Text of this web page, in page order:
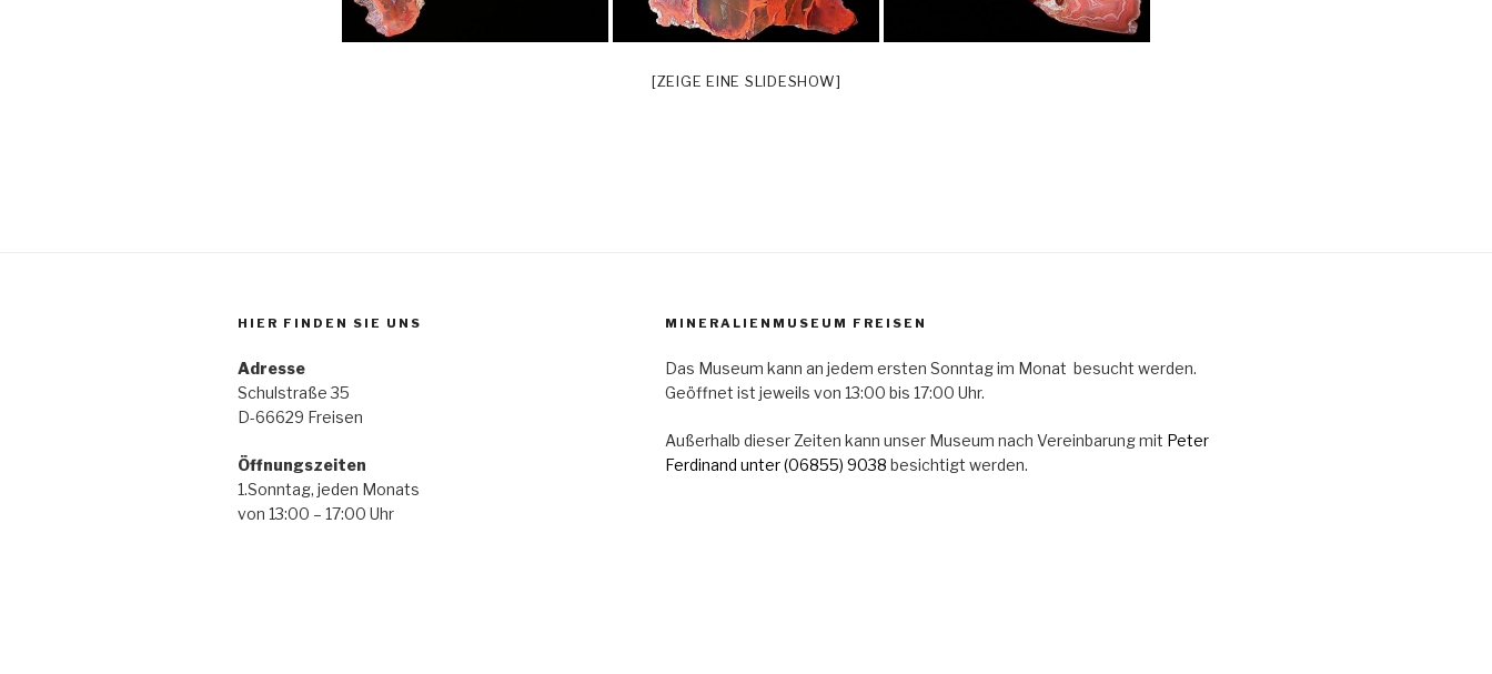
[ZEIGE EINE SLIDESHOW]
HIER FINDEN SIE UNS
Adresse
Schulstraße 35
D-66629 Freisen
Öffnungszeiten
1.Sonntag, jeden Monats
von 13:00 – 17:00 Uhr
MINERALIENMUSEUM FREISEN
Das Museum kann an jedem ersten Sonntag im Monat besucht werden.
Geöffnet ist jeweils von 13:00 bis 17:00 Uhr.
Außerhalb dieser Zeiten kann unser Museum nach Vereinbarung mit Peter
Ferdinand unter (06855) 9038 besichtigt werden.